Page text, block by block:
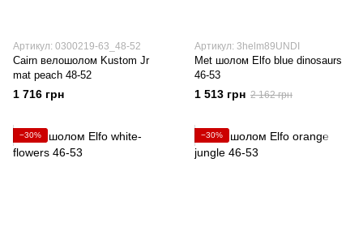
Артикул: 0300219-63_48-52
Cairn велошолом Kustom Jr
mat peach 48-52
1 716 грн
Артикул: 3helm89UNDI
Met шолом Elfo blue dinosaurs
46-53
1 513 грн 2 162 грн
−30% −30%